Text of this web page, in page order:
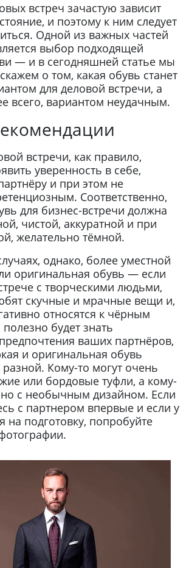
встреч зачастую зависит
и поэтому к ним следует
Одной из важных частей
выбор подходящей
— и в сегодняшней статье мы
о том, какая обувь станет
для деловой встречи, а
всего, вариантом неудачным.
встречи, как правило,
уверенность в себе,
и при этом не
Соответственно,
для бизнес-встречи должна
чистой, аккуратной и при
желательно тёмной.
однако, более уместной
оригинальная обувь — если
с творческими людьми,
скучные и мрачные вещи и,
относятся к чёрным
будет знать
ваших партнёров,
и оригинальная обувь
Кому-то могут очень
или бордовые туфли, а кому-
с необычным дизайном. Если
с партнером впервые и если у
на подготовку, попробуйте